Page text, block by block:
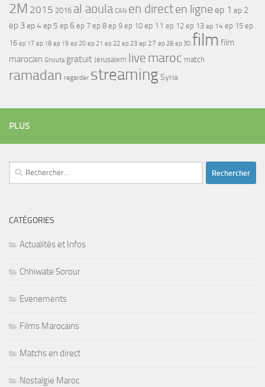
2M 2015 2016 al aoula CAN en directen ligne ep 1 ep 2
ep 3ep 4ep 5 ep 6 ep 7 ep 8 ep 9 ep 10 ep 11 ep 12 ep 13 ep 14 ep 15 ep
16 ep 17 ep 18 ep 19 ep 20 ep 21 ep 22 ep 23 ep 27 ep 28 ep 30 film film
marocain Ghouta gratuit Jerusalem live maroc match
ramadan regarder streamingSyria
PLUS
Rechercher :
CATÉGORIES
Actualités et Infos
Chhiwate Sorour
Evenements
Films Marocains
Matchs en direct
Nostalgie Maroc